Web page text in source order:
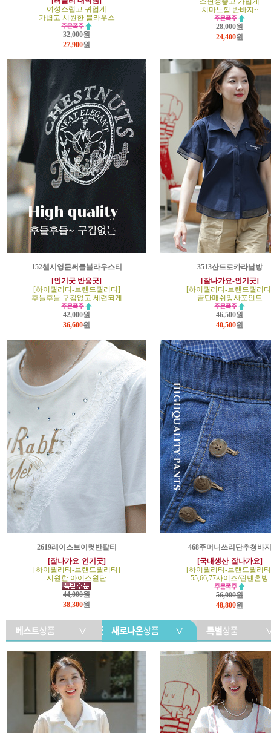
여성스럽고 귀엽게
가볍고 시원한 블라우스
32,000원
27,900원
치마느낌 반바지~
28,000원
24,400원
152첼시영문써클블라우스티
[인기굿 반응굿]
[하이퀄리티-브랜드퀄리티]
후들후들 구김없고 세련되게
42,000원
36,600원
3513산드로카라남방
[잘나가요-인기굿]
[하이퀄리티-브랜드퀄리
끝단매쉬망사포인트
46,500원
40,500원
2619레이스브이컷반팔티
[잘나가요-인기굿]
[하이퀄리티-브랜드퀄리티]
시원한 아이스원단
44,000원
38,300원
468주머니쓰리단추청바지
[국내생산-잘나가요]
[하이퀄리티-브랜드퀄리
55,66,77사이즈/린넨혼방
56,000원
48,800원